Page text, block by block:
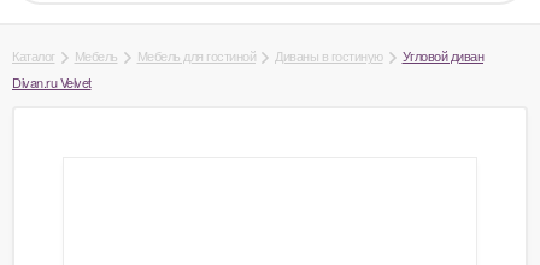
Каталог Мебель Мебель для гостиной Диваны в гостиную
Угловой диван
Divan.ru Velvet